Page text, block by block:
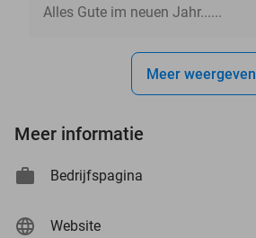
Alles Gute im neuen Jahr......
Meer weergeven
Meer informatie
Bedrijfspagina
Website